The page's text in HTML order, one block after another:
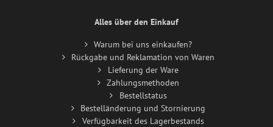
Alles über den Einkauf
Warum bei uns einkaufen?
Rückgabe und Reklamation von Waren
Lieferung der Ware
Zahlungsmethoden
Bestellstatus
Bestelländerung und Stornierung
Verfügbarkeit des Lagerbestands